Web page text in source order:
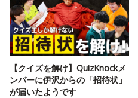
【クイズを解け】QuizKnockメ
ンバーに伊沢からの「招待状」
が届いたようです